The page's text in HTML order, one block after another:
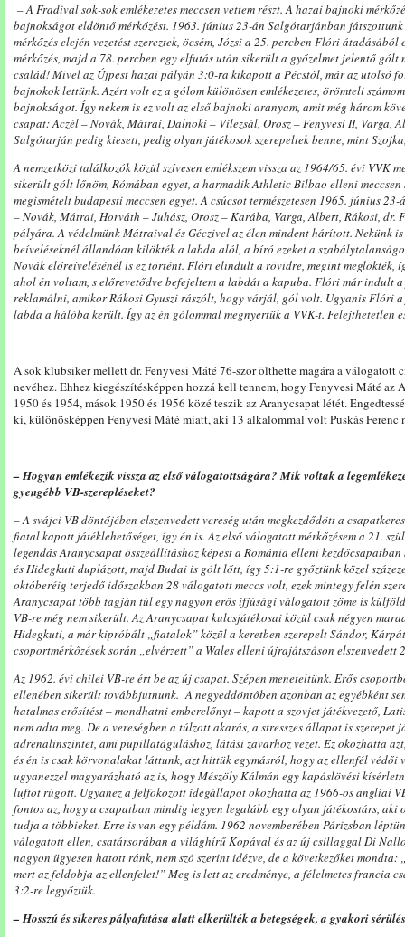
– A Fradival sok-sok emlékezetes meccsen vettem részt. A hazai bajnoki
bajnokságot eldöntő mérkőzést. 1963. június 23-án Salgótarjánban játszottunk
mérkőzés elején vezetést szereztek, öcsém, Józsi a 25. percben Flóri
mérkőzés, majd a 78. percben egy elfutás után sikerült a győzelmet jelentő gólt
család! Mivel az Újpest hazai pályán 3:0-ra kikapott a Pécstől, már az utolsó
bajnokok lettünk. Azért volt ez a gólom különösen emlékezetes, örömteli
bajnokságot. Így nekem is ez volt az első bajnoki aranyam, amit még három
csapat: Aczél – Novák, Mátrai, Dalnoki – Vilezsál, Orosz – Fenyvesi II, Varga,
Salgótarján pedig kiesett, pedig olyan játékosok szerepeltek benne, mint
A nemzetközi találkozók közül szívesen emlékszem vissza az 1964/65. évi VVK
sikerült gólt lőnöm, Rómában egyet, a harmadik Athletic Bilbao elleni
megismételt budapesti meccsen egyet. A csúcsot természetesen 1965. június
– Novák, Mátrai, Horváth – Juhász, Orosz – Karába, Varga, Albert, Rákosi, dr.
pályára. A védelmünk Mátraival és Géczivel az élen mindent hárított. Nekünk
beíveléseknél állandóan kilökték a labda alól, a bíró ezeket a
Novák előreívelésénél is ez történt. Flóri elindult a rövidre, megint meglökték,
ahol én voltam, s előrevetődve befejeltem a labdát a kapuba. Flóri már indult
reklamálni, amikor Rákosi Gyuszi rászólt, hogy várjál, gól volt. Ugyanis Flóri
labda a hálóba került. Így az én gólommal megnyertük a VVK-t. Felejthetetlen
A sok klubsiker mellett dr. Fenyvesi Máté 76-szor ölthette magára a válogatott
nevéhez. Ehhez kiegészítésképpen hozzá kell tennem, hogy Fenyvesi Máté az
1950 és 1954, mások 1950 és 1956 közé teszik az Aranycsapat létét.
ki, különösképpen Fenyvesi Máté miatt, aki 13 alkalommal volt Puskás Ferenc
– Hogyan emlékezik vissza az első válogatottságára? Mik voltak a
gyengébb VB-szerepléseket?
– A svájci VB döntőjében elszenvedett vereség után megkezdődött a
fiatal kapott játéklehetőséget, így én is. Az első válogatott mérkőzésem a 21.
legendás Aranycsapat összeállításhoz képest a Románia elleni
és Hidegkuti duplázott, majd Budai is gólt lőtt, így 5:1-re győztünk közel
októberéig terjedő időszakban 28 válogatott meccs volt, ezek mintegy felén
Aranycsapat több tagján túl egy nagyon erős ifjúsági válogatott zöme is
VB-re még nem sikerült. Az Aranycsapat kulcsjátékosai közül csak négyen
Hidegkuti, a már kipróbált „fiatalok” közül a keretben szerepelt Sándor,
csoportmérkőzések során „elvérzett” a Wales elleni újrajátszáson elszenvedett
Az 1962. évi chilei VB-re ért be az új csapat. Szépen meneteltünk. Erős
ellenében sikerült továbbjutnunk. A negyeddöntőben azonban az egyébként
hatalmas erősítést – mondhatni emberelőnyt – kapott a szovjet játékvezető,
nem adta meg. De a vereségben a túlzott akarás, a stresszes állapot is szerepet
adrenalinszintet, ami pupillatáguláshoz, látási zavarhoz vezet. Ez okozhatta
és én is csak körvonalakat láttunk, azt hittük egymásról, hogy az ellenfél védői
ugyanezzel magyarázható az is, hogy Mészöly Kálmán egy kapáslövési
luftot rúgott. Ugyanez a felfokozott idegállapot okozhatta az 1966-os angliai
fontos az, hogy a csapatban mindig legyen legalább egy olyan játékostárs,
tudja a többieket. Erre is van egy példám. 1962 novemberében Párizsban
válogatott ellen, csatársorában a világhírű Kopával és az új csillaggal Di
nagyon ügyesen hatott ránk, nem szó szerint idézve, de a következőket
mert az feldobja az ellenfelet!” Meg is lett az eredménye, a félelmetes francia
3:2-re legyőztük.
– Hosszú és sikeres pályafutása alatt elkerülték a betegségek, a gyakori